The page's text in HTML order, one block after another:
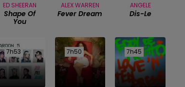
ED SHEERAN
Shape Of
You
ALEX WARREN
Fever Dream
ANGELE
Dis-Le
7h53
7h53 7h50
7h50 7h45
7h45